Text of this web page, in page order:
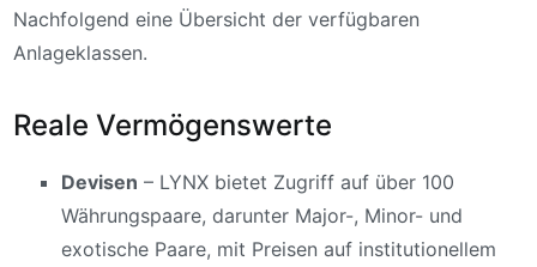
Nachfolgend eine Übersicht der verfügbaren
Anlageklassen.
Reale Vermögenswerte
Devisen – LYNX bietet Zugriff auf über 100
Währungspaare, darunter Major-, Minor- und
exotische Paare, mit Preisen auf institutionellem